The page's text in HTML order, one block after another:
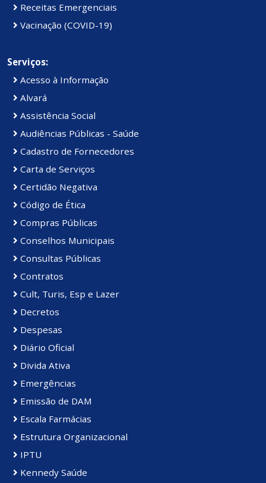
Receitas Emergenciais
Vacinação (COVID-19)
Serviços:
Acesso à Informação
Alvará
Assistência Social
Audiências Públicas - Saúde
Cadastro de Fornecedores
Carta de Serviços
Certidão Negativa
Código de Ética
Compras Públicas
Conselhos Municipais
Consultas Públicas
Contratos
Cult, Turis, Esp e Lazer
Decretos
Despesas
Diário Oficial
Divida Ativa
Emergências
Emissão de DAM
Escala Farmácias
Estrutura Organizacional
IPTU
Kennedy Saúde